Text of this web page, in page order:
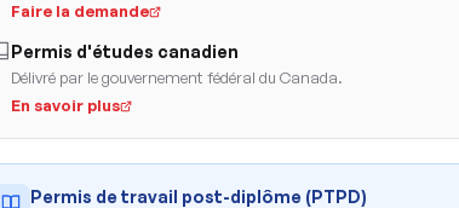
Faire la demande
Permis d'études canadien
Délivré par le gouvernement fédéral du Canada.
En savoir plus
Permis de travail post-diplôme (PTPD)